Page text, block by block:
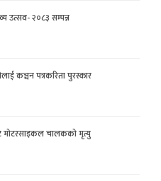
उत्सव- २०८३ सम्पन्न
कञ्चन पत्रकरिता पुरस्कार
मोटरसाइकल चालकको मृत्यु